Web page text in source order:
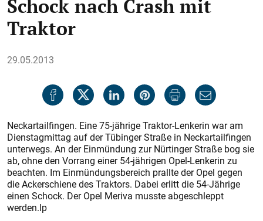
Schock nach Crash mit
Traktor
29.05.2013
Neckartailfingen. Eine 75-jährige Traktor-Lenkerin war am
Dienstagmittag auf der Tübinger Straße in Neckartailfingen
unterwegs. An der Einmündung zur Nürtinger Straße bog sie
ab, ohne den Vorrang einer 54-jährigen Opel-Lenkerin zu
beachten. Im Einmündungsbereich prallte der Opel gegen
die Ackerschiene des Traktors. Dabei erlitt die 54-Jährige
einen Schock. Der Opel Meriva musste abgeschleppt
werden.lp